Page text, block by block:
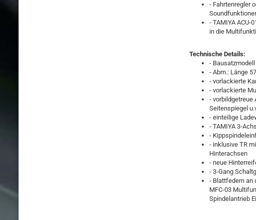
- Fahrtenregler
- TAMIYA ACU-
in die
Technische Details:
-
- Abm.: Länge
- vorlackierte
- vorlackierte
- vorbildgetreue
Seitenspiegel
- einteilige
- TAMIYA 3-
-
- inklusive TR
Hinterachsen
- neue
- 3-Gang
- Blattfedern an
MFC-03
Spindelantrieb